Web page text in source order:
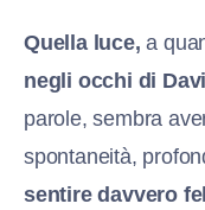
Quella luce, a
negli occhi di
parole, sembra
spontaneità,
sentire davvero